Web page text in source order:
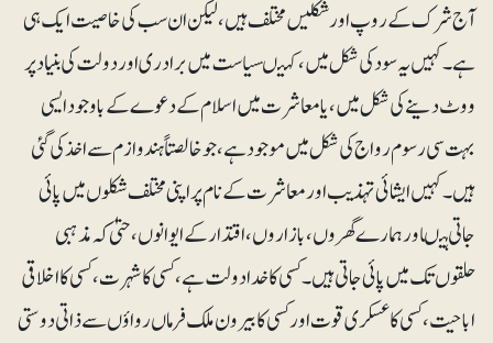
آج شرک کے روپ اور شکلیں مختلف ہیں، لیکن ان سب کی خاصیت ایک ہی
ہے۔ کہیں یہ سود کی شکل میں ، کہیںسیاست میں برادری اور دولت کی بنیاد پر
ووٹ دینے کی شکل میں، یامعاشرت میں اسلام کے دعوے کے باوجود ایسی
بہت سی رسوم رواج کی شکل میں موجود ہے، جو خالصتاً ہندو ازم سے اخذ کی گئی
ہیں۔ کہیں ایشائی تہذیب اور معاشرت کے نام پرا پنی مختلف شکلوں میں پائی
جاتی ہیںاور ہمارے گھر وں ، بازاروں ،اقتدار کے ایوانوں، حتیٰ کہ مذہبی
حلقوں تک میں پائی جاتی ہیں۔ کسی کا خدا دولت ہے، کسی کا شہرت ، کسی کا اخلاقی
اباحیت ، کسی کا عسکری قوت اور کسی کا بیرون ملک فرماں رواؤں سے ذاتی دوستی